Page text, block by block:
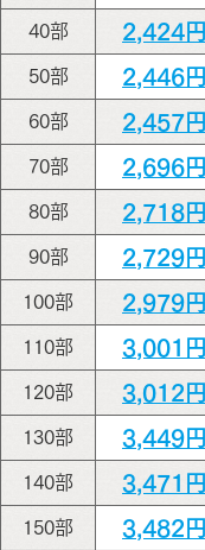
40部 2,424円
50部 2,446円
60部 2,457円
70部 2,696円
80部 2,718円
90部 2,729円
100部 2,979円
110部 3,001円
120部 3,012円
130部 3,449円
140部 3,471円
150部 3,482円